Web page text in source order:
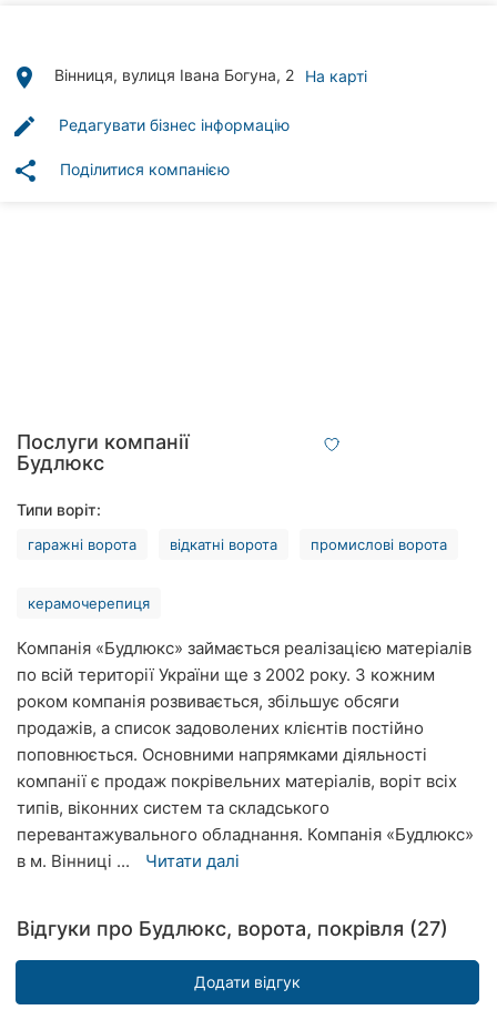
рубрики
Хмельницький
Рівне
Кропивницький
Харків
Запоріжжя
Дніпро
Львів
Ріг
place Вінниця, вулиця Івана Богуна, 2 На карті
edit Редагувати бізнес інформацію
share Поділитися компанією
Послуги компанії
Будлюкс
Типи воріт:
гаражні ворота відкатні ворота промислові ворота
керамочерепиця
Компанія «Будлюкс» займається реалізацією матеріалів
по всій території України ще з 2002 року. З кожним
роком компанія розвивається, збільшує обсяги
продажів, а список задоволених клієнтів постійно
поповнюється. Основними напрямками діяльності
компанії є продаж покрівельних матеріалів, воріт всіх
типів, віконних систем та складського
перевантажувального обладнання. Компанія «Будлюкс»
в м. Вінниці ...
Читати далі
Відгуки про Будлюкс, ворота, покрівля (27)
Додати відгук